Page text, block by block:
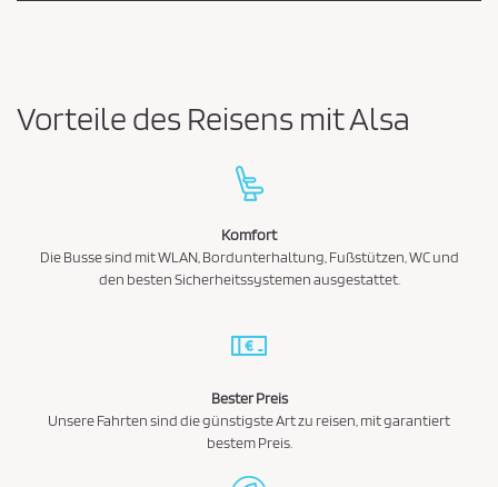
Vorteile des Reisens mit Alsa
Komfort
Die Busse sind mit WLAN, Bordunterhaltung, Fußstützen, WC und
den besten Sicherheitssystemen ausgestattet.
Bester Preis
Unsere Fahrten sind die günstigste Art zu reisen, mit garantiert
bestem Preis.